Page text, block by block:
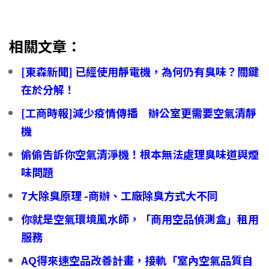
相關文章：
[東森新聞] 已經使用靜電機，為何仍有臭味？關鍵
在於分解！
[工商時報]減少疫情傳播 辦公室更需要空氣清靜
機
偷偷告訴你空氣清淨機！根本無法處理臭味道與煙
味問題
7大除臭原理 -商辦、工廠除臭方式大不同
你就是空氣環境風水師，「商用空品偵測盒」租用
服務
AQ得來速空品改善計畫，接軌「室內空氣品質自